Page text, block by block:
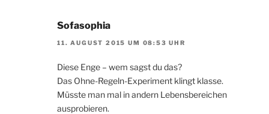
Sofasophia
11. AUGUST 2015 UM 08:53 UHR
Diese Enge – wem sagst du das?
Das Ohne-Regeln-Experiment klingt klasse.
Müsste man mal in andern Lebensbereichen
ausprobieren.